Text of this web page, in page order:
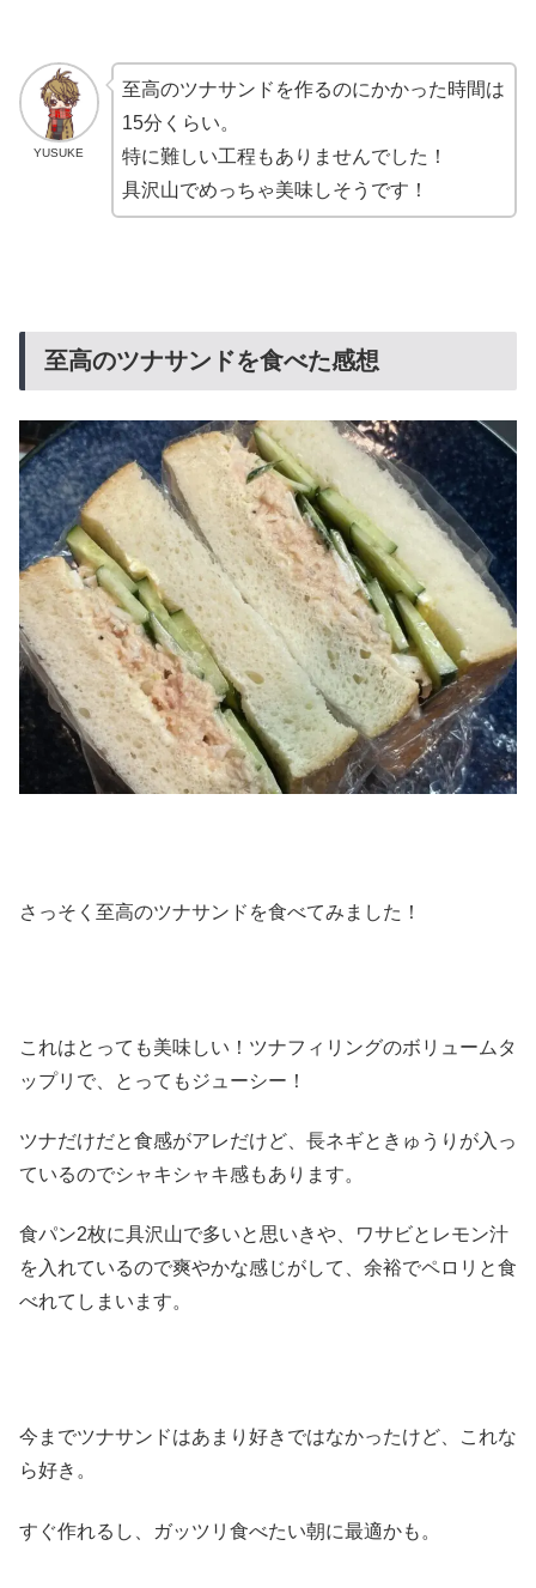
YUSUKE
至高のツナサンドを作るのにかかった時間は
15分くらい。
特に難しい工程もありませんでした！
具沢山でめっちゃ美味しそうです！
至高のツナサンドを食べた感想
さっそく至高のツナサンドを食べてみました！
これはとっても美味しい！ツナフィリングのボリュームタ
ップリで、とってもジューシー！
ツナだけだと食感がアレだけど、長ネギときゅうりが入っ
ているのでシャキシャキ感もあります。
食パン2枚に具沢山で多いと思いきや、ワサビとレモン汁
を入れているので爽やかな感じがして、余裕でペロリと食
べれてしまいます。
今までツナサンドはあまり好きではなかったけど、これな
ら好き。
すぐ作れるし、ガッツリ食べたい朝に最適かも。